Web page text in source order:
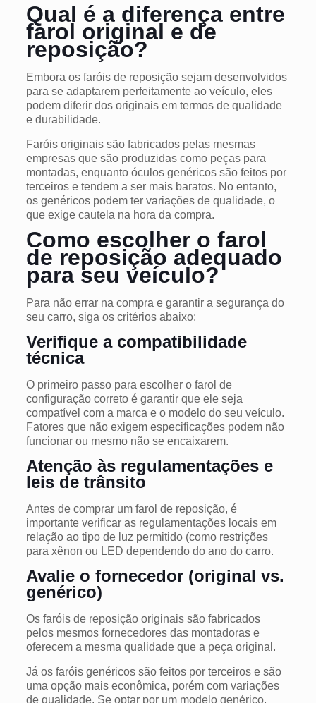
Qual é a diferença entre
farol original e de
reposição?
Embora os faróisde reposição sejam desenvolvidos
para se adaptarem perfeitamente ao veículo, eles
podem diferir dos originais em termos de qualidade
e durabilidade.
Faróis originais são fabricados pelas mesmas
empresas que são produzidas como peças para
montadas, enquanto óculos genéricos são feitos por
terceiros e tendem a ser mais baratos. No entanto,
os genéricos podem ter variações de qualidade, o
que exige cautela na hora da compra.
Como escolher o farol
de reposição adequado
para seu veículo?
Para não errar na compra e garantir a segurança do
seu carro, siga os critérios abaixo:
Verifique a compatibilidade
técnica
O primeiro passo para escolher o farol de
configuração correto é garantir que ele seja
compatível com a marca e o modelo do seu veículo.
Fatores que não exigem especificações podem não
funcionar ou mesmo não se encaixarem.
Atenção às regulamentações e
leis de trânsito
Antes de comprar um farol de reposição, é
importante verificar as regulamentações locais em
relação ao tipo de luz permitido (como restrições
para xênon ou LED dependendo do ano do carro.
Avalie o fornecedor (original vs.
genérico)
Os faróis de reposição originais são fabricados
pelos mesmos fornecedores das montadoras e
oferecem a mesma qualidade que a peça original.
Já os faróis genéricos são feitos por terceiros e são
uma opção mais econômica, porém com variações
de qualidade. Se optar por um modelo genérico,